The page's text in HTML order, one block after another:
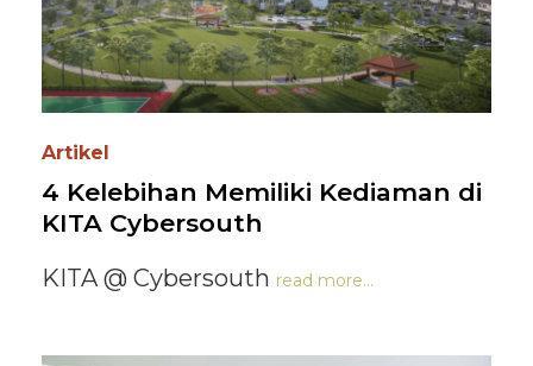
Artikel
4 Kelebihan Memiliki Kediaman di
KITA Cybersouth
KITA @ Cybersouth read more...